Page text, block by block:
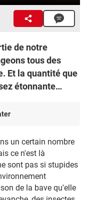
de notre
tous des
Et la quantité que
étonnante…
un certain nombre
ce n'est là
sont pas si stupides
de la bave qu'elle